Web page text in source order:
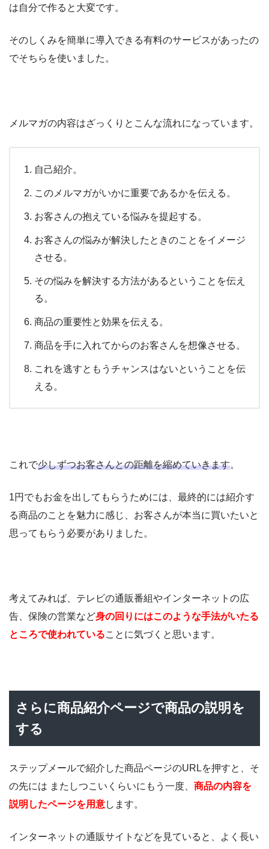
は自分で作ると大変です。
そのしくみを簡単に導入できる有料のサービスがあったの
でそちらを使いました。
メルマガの内容はざっくりとこんな流れになっています。
自己紹介。
このメルマガがいかに重要であるかを伝える。
お客さんの抱えている悩みを提起する。
お客さんの悩みが解決したときのことをイメージ
させる。
その悩みを解決する方法があるということを伝え
る。
商品の重要性と効果を伝える。
商品を手に入れてからのお客さんを想像させる。
これを逃すともうチャンスはないということを伝
える。
これで少しずつお客さんとの距離を縮めていきます。
1円でもお金を出してもらうためには、最終的には紹介す
る商品のことを魅力に感じ、お客さんが本当に買いたいと
思ってもらう必要がありました。
考えてみれば、テレビの通販番組やインターネットの広
告、保険の営業など身の回りにはこのような手法がいたる
ところで使われていることに気づくと思います。
さらに商品紹介ページで商品の説明を
する
ステップメールで紹介した商品ページのURLを押すと、そ
の先には またしつこいくらいにもう一度、 商品の内容を
説明したページを用意します。
インターネットの通販サイトなどを見ていると、よく長い